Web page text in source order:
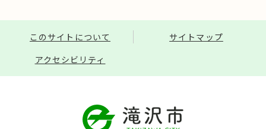
このサイトについて
サイトマップ
アクセシビリティ